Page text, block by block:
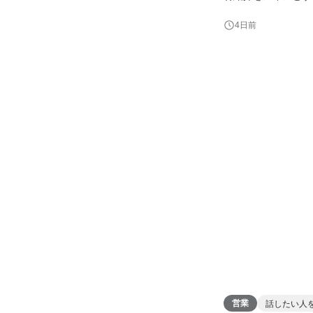
ティブあり✨ ◎お仕事内容 ・メンバーのOJT、目標設定、1on1実施ができ、メンバーの成長に寄与 ・チーム
4日前
営業 話したい人